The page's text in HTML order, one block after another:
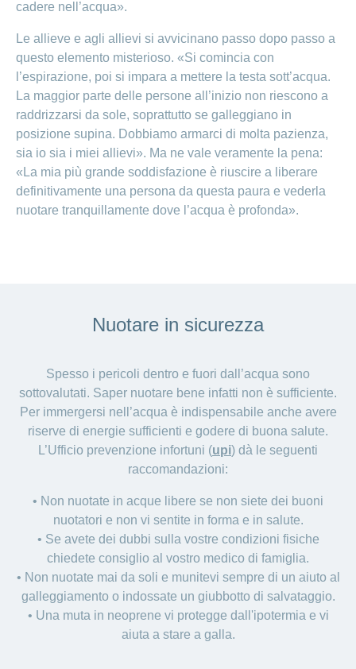
cadere nell’acqua».
Le allieve e agli allievi si avvicinano passo dopo passo a
questo elemento misterioso. «Si comincia con
l’espirazione, poi si impara a mettere la testa sott’acqua.
La maggior parte delle persone all’inizio non riescono a
raddrizzarsi da sole, soprattutto se galleggiano in
posizione supina. Dobbiamo armarci di molta pazienza,
sia io sia i miei allievi». Ma ne vale veramente la pena:
«La mia più grande soddisfazione è riuscire a liberare
definitivamente una persona da questa paura e vederla
nuotare tranquillamente dove l’acqua è profonda».
Nuotare in sicurezza
Spesso i pericoli dentro e fuori dall’acqua sono
sottovalutati. Saper nuotare bene infatti non è sufficiente.
Per immergersi nell’acqua è indispensabile anche avere
riserve di energie sufficienti e godere di buona salute.
L’Ufficio prevenzione infortuni (upi) dà le seguenti
raccomandazioni:
• Non nuotate in acque libere se non siete dei buoni
nuotatori e non vi sentite in forma e in salute.
• Se avete dei dubbi sulla vostre condizioni fisiche
chiedete consiglio al vostro medico di famiglia.
• Non nuotate mai da soli e munitevi sempre di un aiuto al
galleggiamento o indossate un giubbotto di salvataggio.
• Una muta in neoprene vi protegge dall'ipotermia e vi
aiuta a stare a galla.